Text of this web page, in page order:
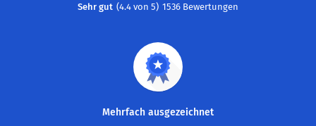
Sehr gut (4.4 von 5) 1536 Bewertungen
Mehrfach ausgezeichnet